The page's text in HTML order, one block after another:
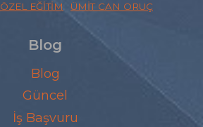
ÖZEL EĞITIM ÜMIT CAN ORUÇ
Blog
Blog
Güncel
İş Başvuru